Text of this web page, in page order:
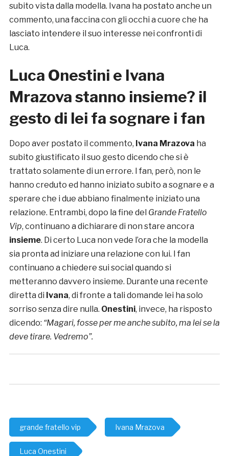
subito vista dalla modella. Ivana ha postato anche un
commento, una faccina con gli occhi a cuore che ha
lasciato intendere il suo interesse nei confronti di
Luca.
Luca Onestini e Ivana
Mrazova stanno insieme? il
gesto di lei fa sognare i fan
Dopo aver postato il commento, Ivana Mrazova ha
subito giustificato il suo gesto dicendo che si è
trattato solamente di un errore. I fan, però, non le
hanno creduto ed hanno iniziato subito a sognare e a
sperare che i due abbiano finalmente iniziato una
relazione. Entrambi, dopo la fine del Grande Fratello
Vip, continuano a dichiarare di non stare ancora
insieme. Di certo Luca non vede l’ora che la modella
sia pronta ad iniziare una relazione con lui. I fan
continuano a chiedere sui social quando si
metteranno davvero insieme. Durante una recente
diretta di Ivana, di fronte a tali domande lei ha solo
sorriso senza dire nulla. Onestini, invece, ha risposto
dicendo: “Magari, fosse per me anche subito, ma lei se la
deve tirare. Vedremo”.
grande fratello vip Ivana Mrazova
Luca Onestini